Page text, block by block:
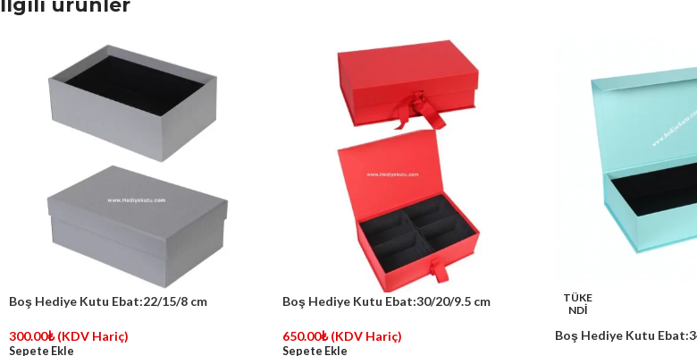
İlgili ürünler
Boş Hediye Kutu Ebat:22/15/8 cm
300.00₺ (KDV Hariç)
Sepete Ekle
Boş Hediye Kutu Ebat:30/20/9.5 cm
650.00₺ (KDV Hariç)
Sepete Ekle
TÜKE
NDİ
Boş Hediye Kutu